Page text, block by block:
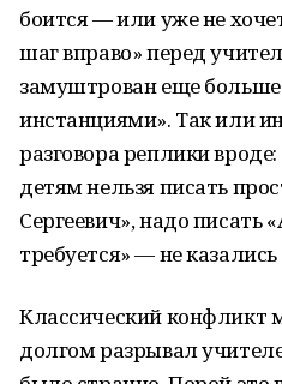
боится — или уже не
шаг вправо» перед
замуштрован еще
инстанциями». Так или
разговора реплики
детям нельзя писать
Сергеевич», надо писать
требуется» — не
Классический конфликт
долгом разрывал